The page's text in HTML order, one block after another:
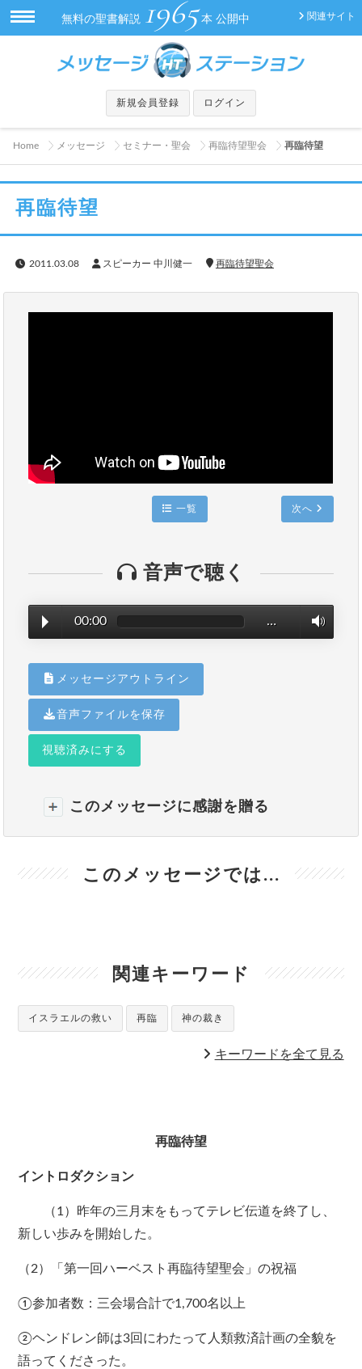
関連サイト
無料の聖書解説 1965 本 公開中
新規会員登録 ログイン
Home メッセージ セミナー・聖会 再臨待望聖会 再臨待望
再臨待望
2011.03.08 スピーカー 中川健一 再臨待望聖会
一覧 次へ
音声で聴く
00:00 …
メッセージアウトライン
音声ファイルを保存
視聴済みにする
このメッセージに感謝を贈る
このメッセージでは...
関連キーワード
イスラエルの救い 再臨 神の裁き
キーワードを全て見る
再臨待望
イントロダクション
（1）昨年の三月末をもってテレビ伝道を終了し、
新しい歩みを開始した。
（2）「第一回ハーベスト再臨待望聖会」の祝福
①参加者数：三会場合計で1,700名以上
②ヘンドレン師は3回にわたって人類救済計画の全貌を
語ってくださった。